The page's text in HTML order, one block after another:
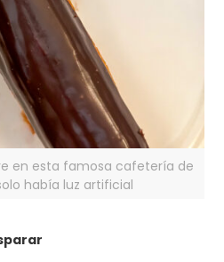
en esta famosa cafetería de
había luz artificial